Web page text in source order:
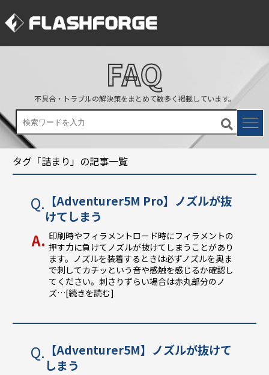
FAQ
不具合・トラブルの解決策をまとめて数多く掲載しています。
タグ「詰まり」の記事一覧
【Adventurer5M Pro】ノズルが抜
けてしまう
印刷時やフィラメントロード時にフィラメントの
押す力に負けてノズルが抜けてしまうことがあり
ます。ノズルを装着するときは必ずノズルを奥ま
で刺してカチッという音や感触を感じるか確認し
てください。刺さりずらい場合は赤丸部分のノ
ズ…[続きを読む]
【Adventurer5M】ノズルが抜けて
しまう